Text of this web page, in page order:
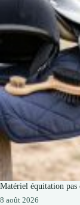
Matériel équitation pas
8 août 2026